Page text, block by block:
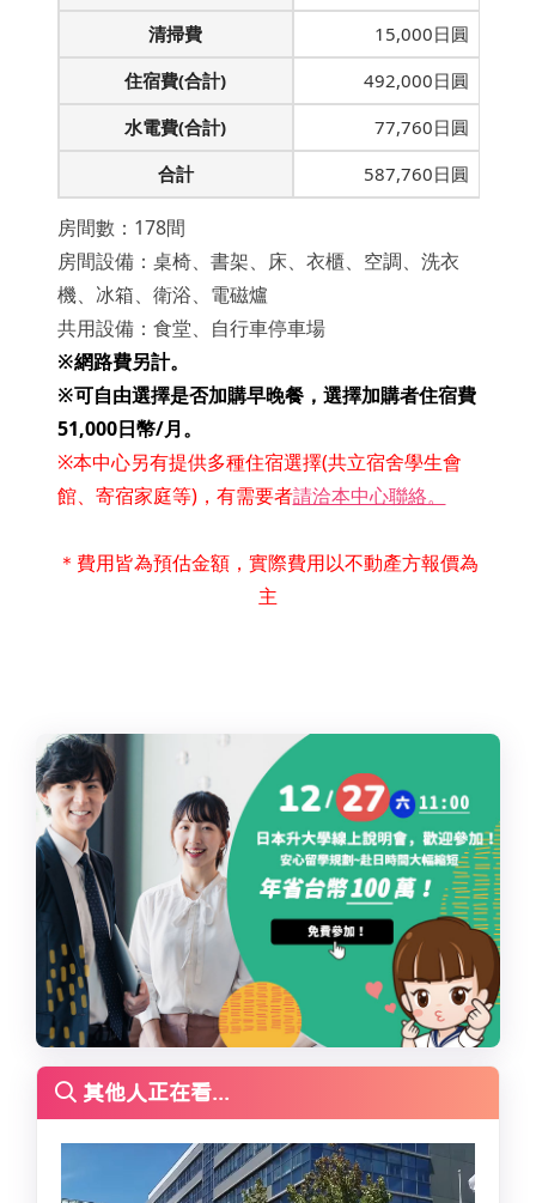
清掃費
15,000日圓
住宿費(合計)
492,000日圓
水電費(合計)
77,760日圓
合計
587,760日圓
房間數：178間
房間設備：桌椅、書架、床、衣櫃、空調、洗衣
機、冰箱、衛浴、電磁爐
共用設備：食堂、自行車停車場
※網路費另計。
※可自由選擇是否加購早晚餐，選擇加購者住宿費
51,000日幣/月。
※本中心另有提供多種住宿選擇(共立宿舍學生會
館、寄宿家庭等)，有需要者請洽本中心聯絡。
＊費用皆為預估金額，實際費用以不動產方報價為
主
其他人正在看...